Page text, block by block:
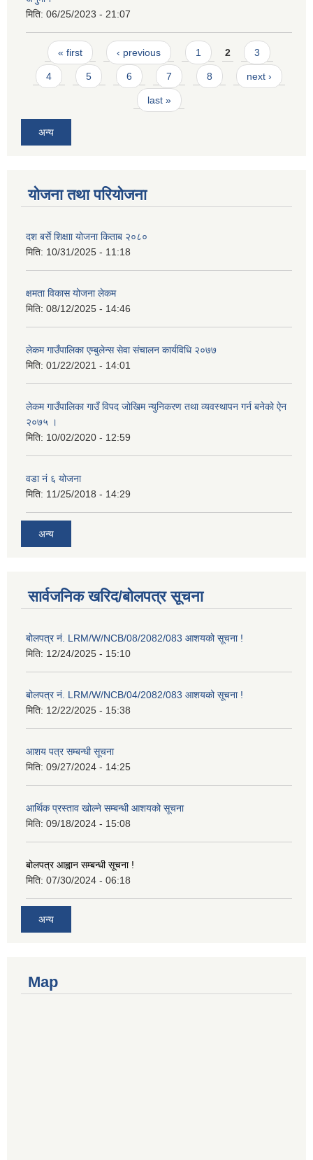
मिति: 06/25/2023 - 21:07
Pages
« first ‹ previous 1 2 3
4 5 6 7 8 next ›
last »
अन्य
योजना तथा परियोजना
दश बर्से शिक्षाा योजना किताब २०८०
मिति: 10/31/2025 - 11:18
क्षमता विकास योजना लेकम
मिति: 08/12/2025 - 14:46
लेकम गाउँपालिका एम्बुलेन्स सेवा संचालन कार्यविधि २०७७
मिति: 01/22/2021 - 14:01
लेकम गाउँपालिका गाउँ विपद जोखिम न्युनिकरण तथा व्यवस्थापन गर्न बनेको ऐन
२०७५ ।
मिति: 10/02/2020 - 12:59
वडा नं ६ योजना
मिति: 11/25/2018 - 14:29
अन्य
सार्वजनिक खरिद/बोलपत्र सूचना
बोलपत्र नं. LRM/W/NCB/08/2082/083 आशयको सूचना !
मिति: 12/24/2025 - 15:10
बोलपत्र नं. LRM/W/NCB/04/2082/083 आशयको सूचना !
मिति: 12/22/2025 - 15:38
आशय पत्र सम्बन्धी सूचना
मिति: 09/27/2024 - 14:25
आर्थिक प्रस्ताव खोल्ने सम्बन्धी आशयको सूचना
मिति: 09/18/2024 - 15:08
बोलपत्र आह्वान सम्बन्धी सूचना !
मिति: 07/30/2024 - 06:18
अन्य
Map